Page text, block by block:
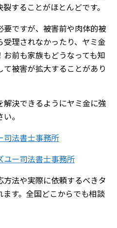
することがほとんどです。
要ですが、被害前や肉体的被
理されなかったり、ヤミ金
前も家族もどうなっても知
被害が拡大することがあり
決できるようにヤミ金に強
。
司法書士事務所
ユー司法書士事務所
法や実際に依頼するべきタ
す。全国どこからでも相談